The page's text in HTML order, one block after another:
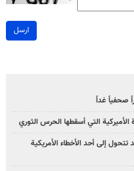
ارسل
صحفياً غداً
التي أسقطها الحرس الثوري
تتحول إلى أحد الأخطاء الأمريكية